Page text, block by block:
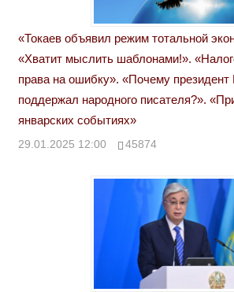
«Токаев объявил режим тотальной
«Хватит мыслить шаблонами!».
права на ошибку». «Почему президент
поддержал народного писателя?».
январских событиях»
29.01.2025 12:00 45874